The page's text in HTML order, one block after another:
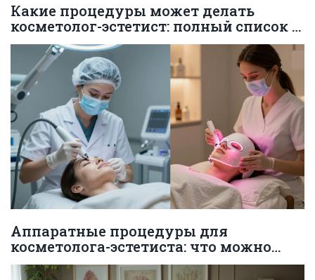
Какие процедуры может делать
косметолог-эстетист: полный список с
описанием
Аппаратные процедуры для
косметолога-эстетиста: что можно
делать по закону в 2026 году